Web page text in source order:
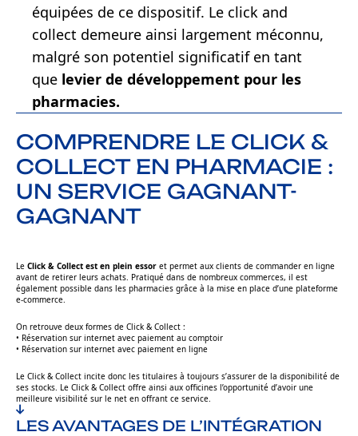
équipées de ce dispositif. Le click and
collect demeure ainsi largement méconnu,
malgré son potentiel significatif en tant
que levier de développement pour les
pharmacies.
COMPRENDRE LE CLICK &
COLLECT EN PHARMACIE :
UN SERVICE GAGNANT-
GAGNANT
Le Click & Collect est en plein essor et permet aux clients de commander en ligne
avant de retirer leurs achats. Pratiqué dans de nombreux commerces, il est
également possible dans les pharmacies grâce à la mise en place d’une plateforme
e-commerce.
On retrouve deux formes de Click & Collect :
• Réservation sur internet avec paiement au comptoir
• Réservation sur internet avec paiement en ligne
Le Click & Collect incite donc les titulaires à toujours s’assurer de la disponibilité de
ses stocks. Le Click & Collect offre ainsi aux officines l’opportunité d’avoir une
meilleure visibilité sur le net en offrant ce service.
LES AVANTAGES DE L’INTÉGRATION